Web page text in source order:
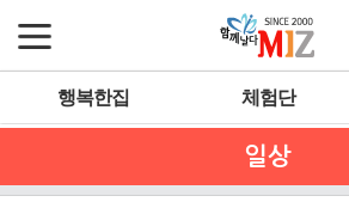
행복한집 체험단
일상